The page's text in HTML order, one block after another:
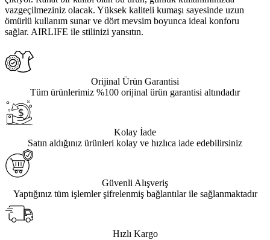
vazgeçilmeziniz olacak. Yüksek kaliteli kumaşı sayesinde uzun
ömürlü kullanım sunar ve dört mevsim boyunca ideal konforu
sağlar. AIRLIFE ile stilinizi yansıtın.
Orijinal Ürün Garantisi
Tüm ürünlerimiz %100 orijinal ürün garantisi altındadır
Kolay İade
Satın aldığınız ürünleri kolay ve hızlıca iade edebilirsiniz
Güvenli Alışveriş
Yaptığınız tüm işlemler şifrelenmiş bağlantılar ile sağlanmaktadır
Hızlı Kargo